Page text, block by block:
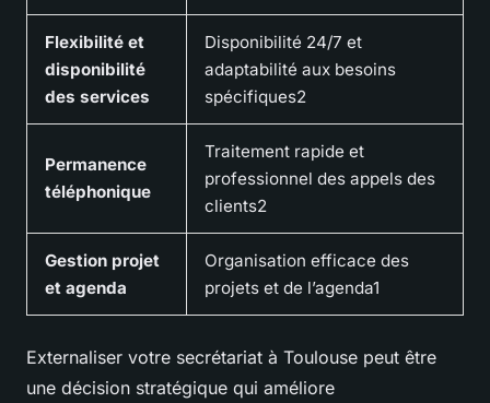
Flexibilité et
disponibilité
des services
Disponibilité 24/7 et
adaptabilité aux besoins
spécifiques2
Permanence
téléphonique
Traitement rapide et
professionnel des appels des
clients2
Gestion projet
et agenda
Organisation efficace des
projets et de l’agenda1
Externaliser votre secrétariat à Toulouse peut être
une décision stratégique qui améliore